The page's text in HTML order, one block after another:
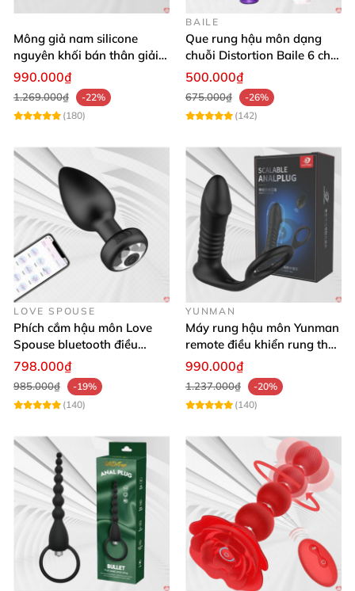
Mông giả nam silicone
nguyên khối bán thân giải
tỏa sinh lý cho nam giới
990.000₫
1.269.000₫
-22%
(180)
BAILE
Que rung hậu môn dạng
chuỗi Distortion Baile 6 chế
độ massage mạnh mẽ kích
500.000₫
675.000₫
-26%
(142)
LOVE SPOUSE
Phích cắm hậu môn Love
Spouse bluetooth điều
khiển từ xa kích thích tiện
798.000₫
985.000₫
-19%
(140)
YUNMAN
Máy rung hậu môn Yunman
remote điều khiển rung thụt
êm ái
990.000₫
1.237.000₫
-20%
(140)